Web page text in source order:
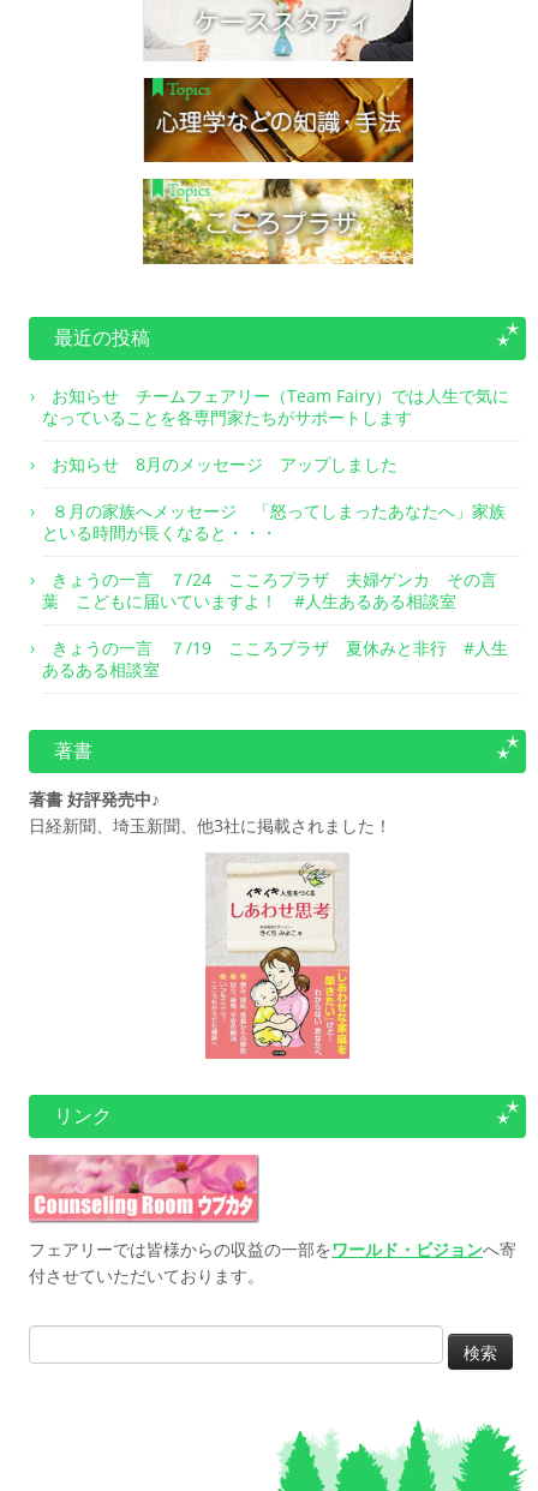
最近の投稿
お知らせ チームフェアリー（Team Fairy）では人生で気に
なっていることを各専門家たちがサポートします
お知らせ 8月のメッセージ アップしました
８月の家族へメッセージ 「怒ってしまったあなたへ」家族
といる時間が長くなると・・・
きょうの一言 ７/24 こころプラザ 夫婦ゲンカ その言
葉 こどもに届いていますよ！ #人生あるある相談室
きょうの一言 ７/19 こころプラザ 夏休みと非行 #人生
あるある相談室
著書
著書 好評発売中♪
日経新聞、埼玉新聞、他3社に掲載されました！
リンク
フェアリーでは皆様からの収益の一部をワールド・ビジョンへ寄
付させていただいております。
索: